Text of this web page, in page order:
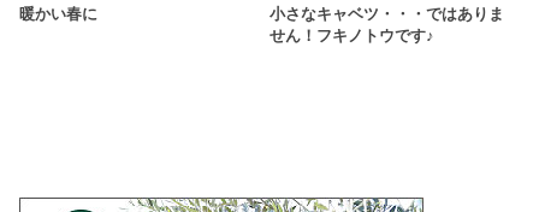
暖かい春に
小さなキャベツ・・・ではありま
せん！フキノトウです♪